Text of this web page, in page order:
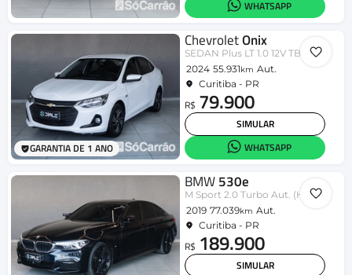
WHATSAPP
GARANTIA DE 1 ANO
ChevroletOnix
SEDAN Plus LT 1.0 12V TB Flex Aut.
2024 55.931km Aut.
Curitiba - PR
R$ 79.900
SIMULAR
WHATSAPP
BMW530e
M Sport 2.0 Turbo Aut. (Híbrido)
2019 77.039km Aut.
Curitiba - PR
R$ 189.900
SIMULAR